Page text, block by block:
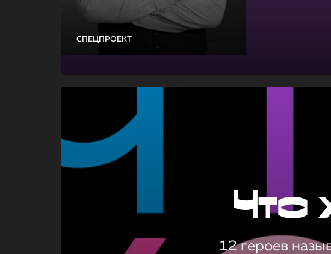
СПЕЦПРОЕКТ
Что
12 героев